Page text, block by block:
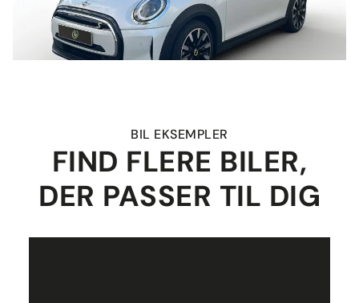
BIL EKSEMPLER
FIND FLERE BILER,
DER PASSER TIL DIG